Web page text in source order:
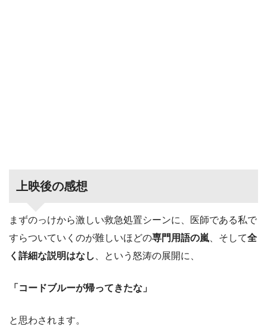
上映後の感想
まずのっけから激しい救急処置シーンに、医師である私で
すらついていくのが難しいほどの専門用語の嵐 、そして全
く詳細な説明はなし
、という怒涛の展開に、
「コードブルーが帰ってきたな」
と思わされます。